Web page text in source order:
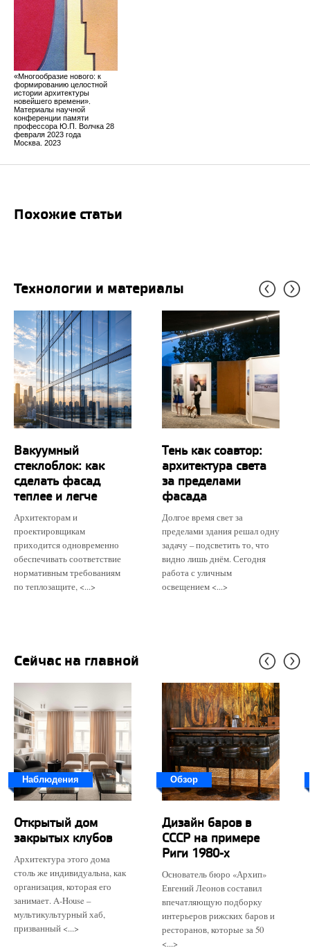
«Многообразие нового: к
формированию целостной
истории архитектуры
новейшего времени».
Материалы научной
конференции памяти
профессора Ю.П. Волчка 28
февраля 2023 года
Москва. 2023
Похожие статьи
Технологии и материалы
Вакуумный
стеклоблок: как
сделать фасад
теплее и легче
Архитекторам и
проектировщикам
приходится одновременно
обеспечивать соответствие
нормативным требованиям
по теплозащите, <...>
Тень как соавтор:
архитектура света
за пределами
фасада
Долгое время свет за
пределами здания решал одну
задачу – подсветить то, что
видно лишь днём. Сегодня
работа с уличным
освещением <...>
Сейчас на главной
Наблюдения
Открытый дом
закрытых клубов
Архитектура этого дома
столь же индивидуальна, как
организация, которая его
занимает. A-House –
мультикультурный хаб,
призванный <...>
Обзор
Дизайн баров в
СССР на примере
Риги 1980-х
Основатель бюро «Архип»
Евгений Леонов составил
впечатляющую подборку
интерьеров рижских баров и
ресторанов, которые за 50
<...>